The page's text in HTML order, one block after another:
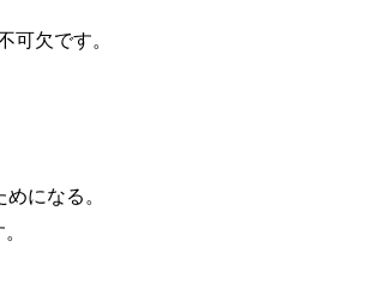
可欠です。
になる。